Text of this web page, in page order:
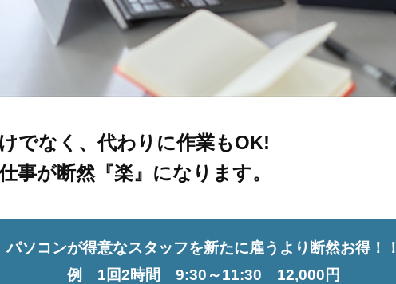
でなく、代わりに作業もOK!
事が断然『楽』になります。
パソコンが得意なスタッフを新たに雇うより断然お得！！
例 1回2時間 9:30～11:30 12,000円